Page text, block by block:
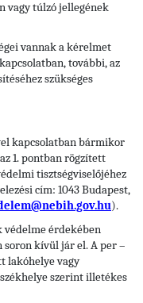
vagy túlzó jellegének
vannak a kérelmet
további, az
szükséges
kapcsolatban bármikor
1. pontban rögzített
tisztségviselőjéhez
cím: 1043 Budapest,
).
védelme érdekében
soron kívül jár el. A per –
lakóhelye vagy
szerint illetékes